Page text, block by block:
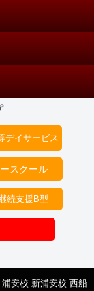
デイサービス
スクール
続支援B型
安校 新浦安校 西船